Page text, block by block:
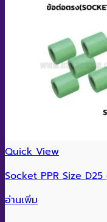
Quick View
Socket PPR Size D25
อ่านเพิ่ม